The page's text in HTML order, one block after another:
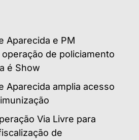
Aparecida e PM
de policiamento
é Show
Aparecida amplia acesso
Via Livre para
de